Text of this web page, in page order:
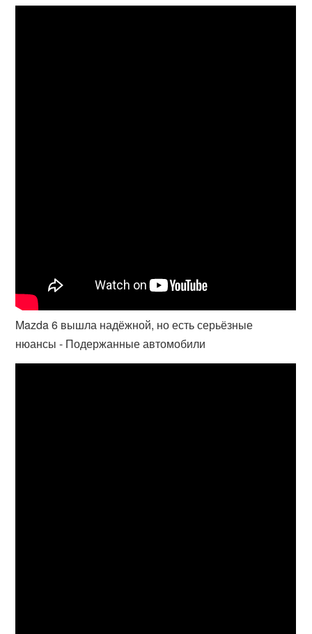
Mazda 6 вышла надёжной, но есть серьёзные
нюансы - Подержанные автомобили